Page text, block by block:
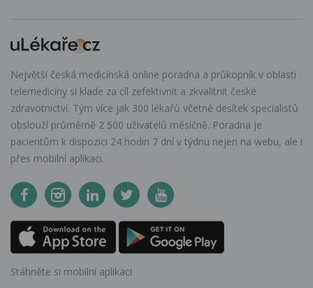
Největší česká medicínská online poradna a průkopník v oblasti
telemedicíny si klade za cíl zefektivnit a zkvalitnit české
zdravotnictví. Tým více jak 300 lékařů včetně desítek specialistů
obslouží průměrně 2 500 uživatelů měsíčně. Poradna je
pacientům k dispozici 24 hodin 7 dní v týdnu nejen na webu, ale i
přes mobilní aplikaci.
Stáhněte si mobilní aplikaci